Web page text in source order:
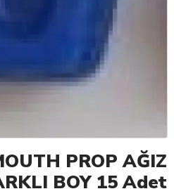
PROP AĞIZ
BOY 15 Adet